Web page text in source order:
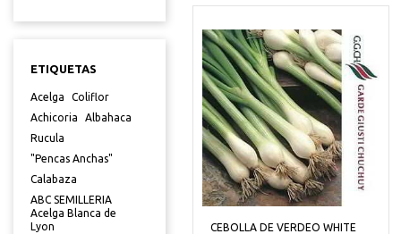
ETIQUETAS
Acelga
Coliflor
Achicoria
Albahaca
Rucula
"Pencas Anchas"
Calabaza
ABC SEMILLERIA
Acelga Blanca de
Lyon
CEBOLLA DE VERDEO WHITE